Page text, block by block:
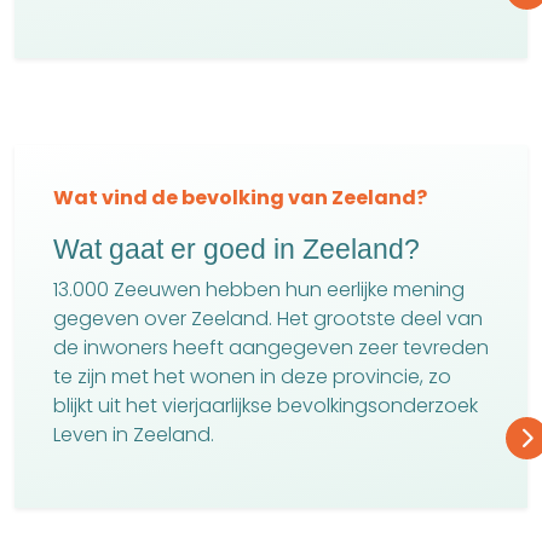
Wat vind de bevolking van Zeeland?
Wat gaat er goed in Zeeland?
13.000 Zeeuwen hebben hun eerlijke mening
gegeven over Zeeland. Het grootste deel van
de inwoners heeft aangegeven zeer tevreden
te zijn met het wonen in deze provincie, zo
blijkt uit het vierjaarlijkse bevolkingsonderzoek
Leven in Zeeland.